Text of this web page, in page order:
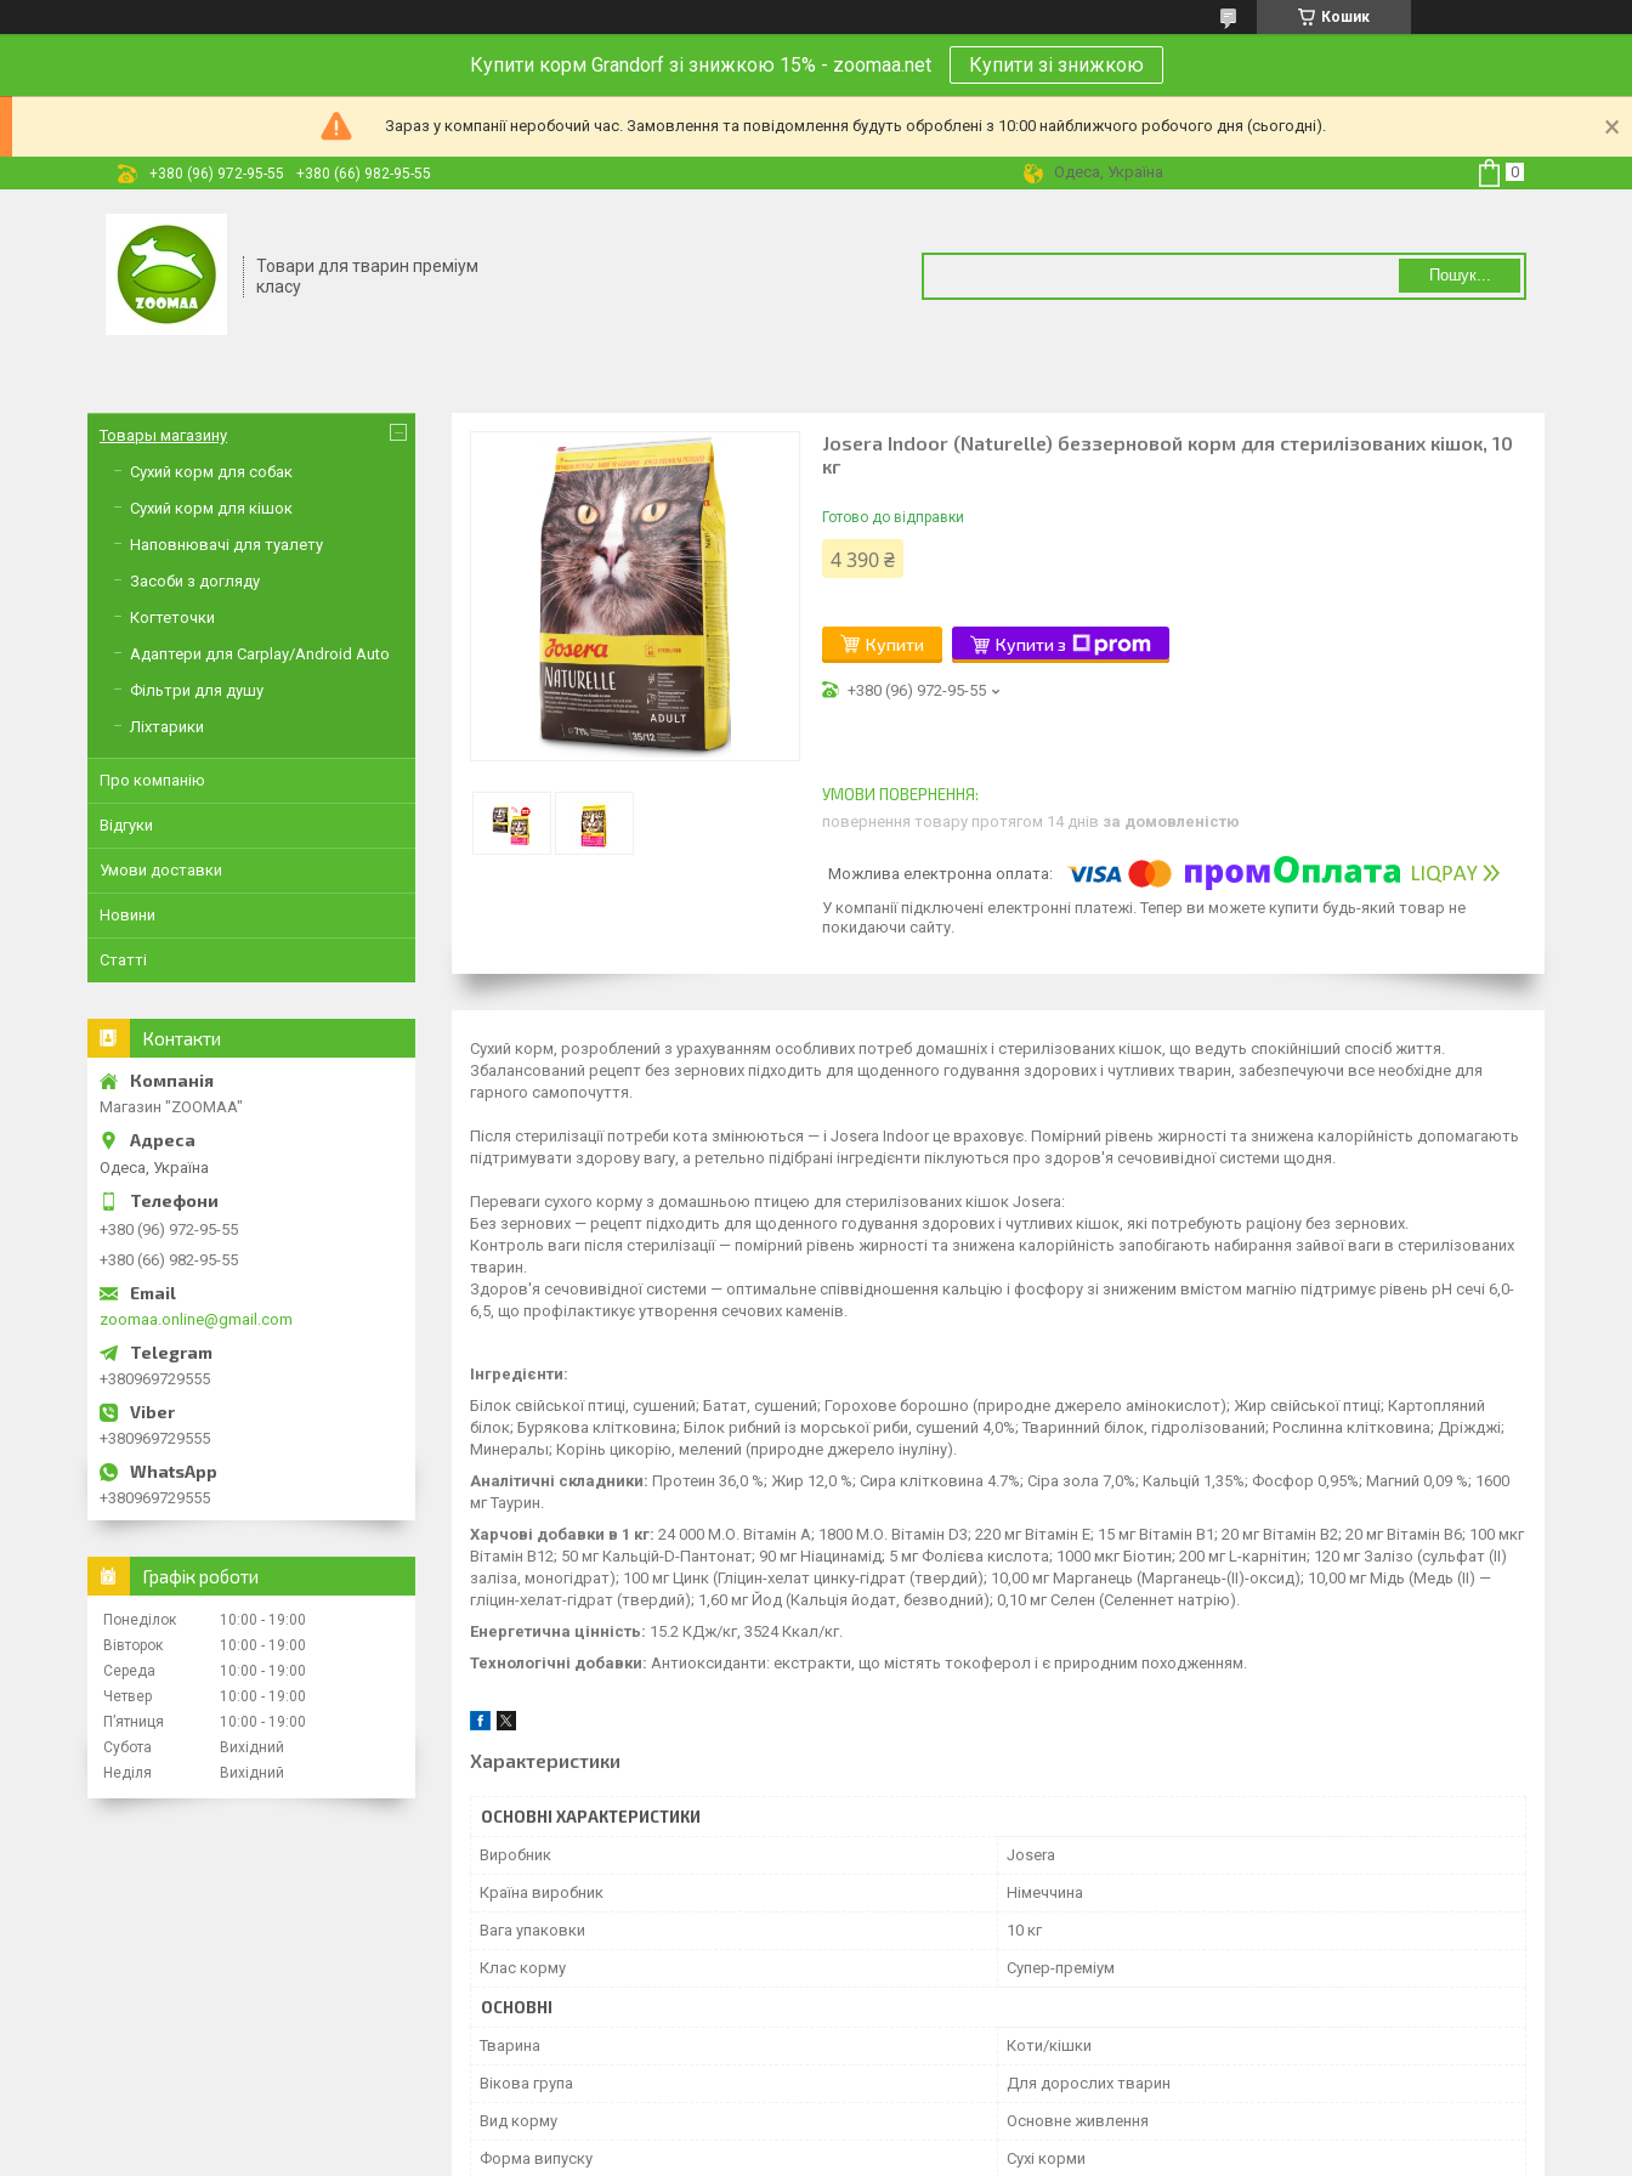
Кошик
Купити корм Grandorf зі знижкою 15% - zoomaa.net Купити зі знижкою
Зараз у компанії неробочий час. Замовлення та повідомлення будуть оброблені з 10:00 найближчого робочого дня (сьогодні).
+380 (96) 972-95-55 +380 (66) 982-95-55 Одеса, Україна
Товари для тварин преміум
класу
Пошук...
Josera Indoor (Naturelle) беззерновой корм для стерилізованих кішок, 10
кг
Готово до відправки
4 390 ₴
Купити Купити з
+380 (96) 972-95-55
повернення товару протягом 14 днів за домовленістю
У компанії підключені електронні платежі. Тепер ви можете купити будь-який товар не
покидаючи сайту.
Сухий корм, розроблений з урахуванням особливих потреб домашніх і стерилізованих кішок, що ведуть спокійніший спосіб життя.
Збалансований рецепт без зернових підходить для щоденного годування здорових і чутливих тварин, забезпечуючи все необхідне для
гарного самопочуття.
Після стерилізації потреби кота змінюються — і Josera Indoor це враховує. Помірний рівень жирності та знижена калорійність допомагають
підтримувати здорову вагу, а ретельно підібрані інгредієнти піклуються про здоров'я сечовивідної системи щодня.
Переваги сухого корму з домашньою птицею для стерилізованих кішок Josera:
Без зернових — рецепт підходить для щоденного годування здорових і чутливих кішок, які потребують раціону без зернових.
Контроль ваги після стерилізації — помірний рівень жирності та знижена калорійність запобігають набирання зайвої ваги в стерилізованих
тварин.
Здоров'я сечовивідної системи — оптимальне співвідношення кальцію і фосфору зі зниженим вмістом магнію підтримує рівень pH сечі 6,0-
6,5, що профілактикує утворення сечових каменів.
Інгредієнти:
Білок свійської птиці, сушений; Батат, сушений; Горохове борошно (природне джерело амінокислот); Жир свійської птиці; Картопляний
білок; Бурякова клітковина; Білок рибний із морської риби, сушений 4,0%; Тваринний білок, гідролізований; Рослинна клітковина; Дріжджі;
Минералы; Корінь цикорію, мелений (природне джерело інуліну).
Аналітичні складники: Протеин 36,0 %; Жир 12,0 %; Сира клітковина 4.7%; Сіра зола 7,0%; Кальцій 1,35%; Фосфор 0,95%; Магний 0,09 %; 1600
мг Таурин.
Харчові добавки в 1 кг: 24 000 М.О. Вітамін А; 1800 М.О. Вітамін D3; 220 мг Вітамін E; 15 мг Вітамін B1; 20 мг Вітамін B2; 20 мг Вітамін B6; 100 мкг
Вітамін B12; 50 мг Кальцій-D-Пантонат; 90 мг Ніацинамід; 5 мг Фолієва кислота; 1000 мкг Біотин; 200 мг L-карнітин; 120 мг Залізо (сульфат (ІІ)
заліза, моногідрат); 100 мг Цинк (Гліцин-хелат цинку-гідрат (твердий); 10,00 мг Марганець (Марганець-(II)-оксид); 10,00 мг Мідь (Медь (II) —
гліцин-хелат-гідрат (твердий); 1,60 мг Йод (Кальція йодат, безводний); 0,10 мг Селен (Селеннет натрію).
Енергетична цінність: 15.2 КДж/кг, 3524 Ккал/кг.
Технологічні добавки: Антиоксиданти: екстракти, що містять токоферол і є природним походженням.
Характеристики
ОСНОВНІ ХАРАКТЕРИСТИКИ
Виробник Josera
Країна виробник Німеччина
Вага упаковки 10 кг
Клас корму Супер-преміум
ОСНОВНІ
Тварина Коти/кішки
Вікова група Для дорослих тварин
Вид корму Основне живлення
Форма випуску Сухі корми
Товары магазину
Сухий корм для собак
Сухий корм для кішок
Наповнювачі для туалету
Засоби з догляду
Когтеточки
Адаптери для Carplay/Android Auto
Фільтри для душу
Ліхтарики
Про компанію
Відгуки
Умови доставки
Новини
Статті
Контакти
Магазин "ZOOMAA"
Одеса, Україна
+380 (96) 972-95-55
+380 (66) 982-95-55
zoomaa.online@gmail.com
+380969729555
+380969729555
+380969729555
Графік роботи
Понеділок 10:00
19:00
Вівторок
10:00
19:00
Середа
10:00
19:00
Четвер
10:00
19:00
Пʼятниця
10:00
19:00
Субота
Вихідний
Неділя
Вихідний